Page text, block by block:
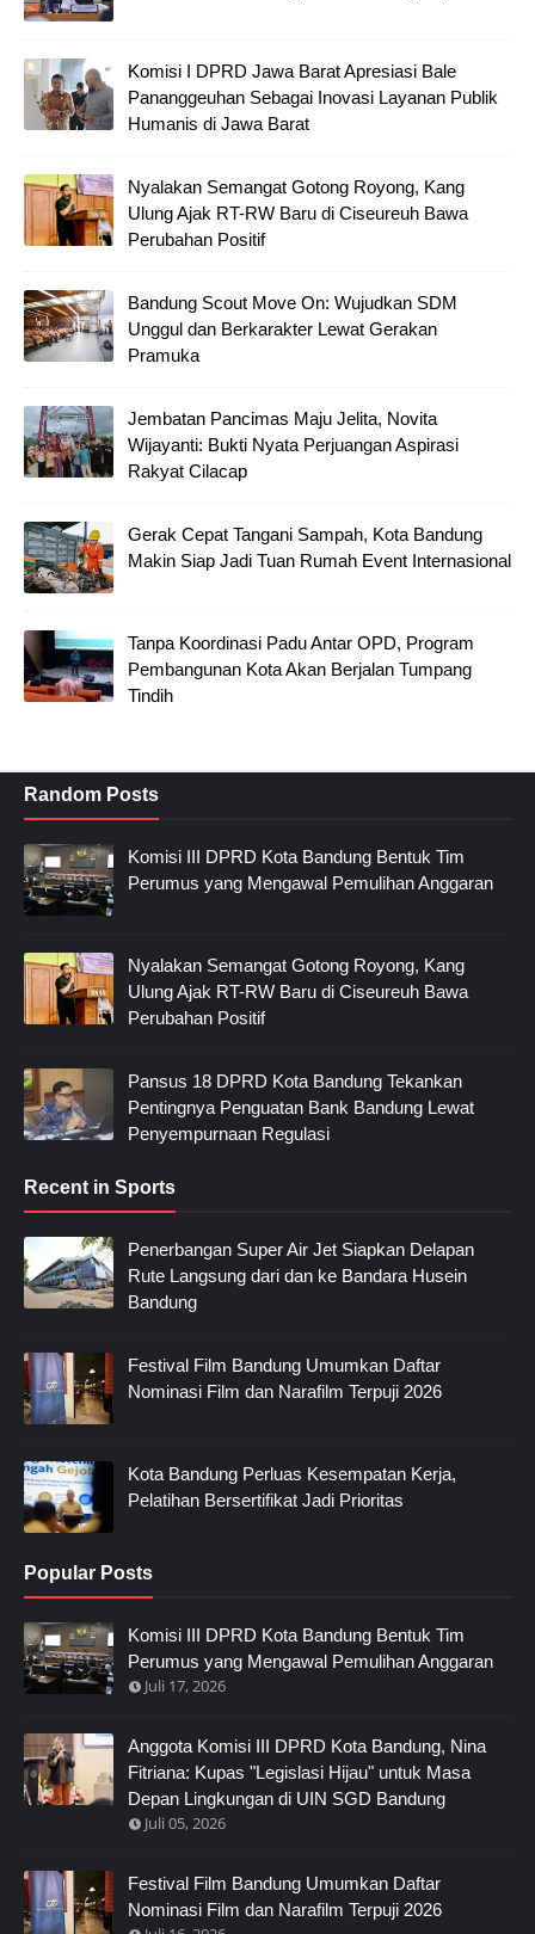
Komisi I DPRD Jawa Barat Apresiasi Bale
Pananggeuhan Sebagai Inovasi Layanan Publik
Humanis di Jawa Barat
Nyalakan Semangat Gotong Royong, Kang
Ulung Ajak RT-RW Baru di Ciseureuh Bawa
Perubahan Positif
Bandung Scout Move On: Wujudkan SDM
Unggul dan Berkarakter Lewat Gerakan
Pramuka
Jembatan Pancimas Maju Jelita, Novita
Wijayanti: Bukti Nyata Perjuangan Aspirasi
Rakyat Cilacap
Gerak Cepat Tangani Sampah, Kota Bandung
Makin Siap Jadi Tuan Rumah Event Internasional
Tanpa Koordinasi Padu Antar OPD, Program
Pembangunan Kota Akan Berjalan Tumpang
Tindih
Random Posts
Komisi III DPRD Kota Bandung Bentuk Tim
Perumus yang Mengawal Pemulihan Anggaran
Nyalakan Semangat Gotong Royong, Kang
Ulung Ajak RT-RW Baru di Ciseureuh Bawa
Perubahan Positif
Pansus 18 DPRD Kota Bandung Tekankan
Pentingnya Penguatan Bank Bandung Lewat
Penyempurnaan Regulasi
Recent in Sports
Penerbangan Super Air Jet Siapkan Delapan
Rute Langsung dari dan ke Bandara Husein
Bandung
Festival Film Bandung Umumkan Daftar
Nominasi Film dan Narafilm Terpuji 2026
Kota Bandung Perluas Kesempatan Kerja,
Pelatihan Bersertifikat Jadi Prioritas
Popular Posts
Komisi III DPRD Kota Bandung Bentuk Tim
Perumus yang Mengawal Pemulihan Anggaran
Juli 17, 2026
Anggota Komisi III DPRD Kota Bandung, Nina
Fitriana: Kupas "Legislasi Hijau" untuk Masa
Depan Lingkungan di UIN SGD Bandung
Juli 05, 2026
Festival Film Bandung Umumkan Daftar
Nominasi Film dan Narafilm Terpuji 2026